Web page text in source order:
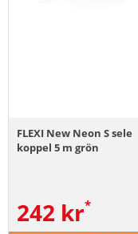
FLEXI New Neon S sele
koppel 5 m grön
242 kr